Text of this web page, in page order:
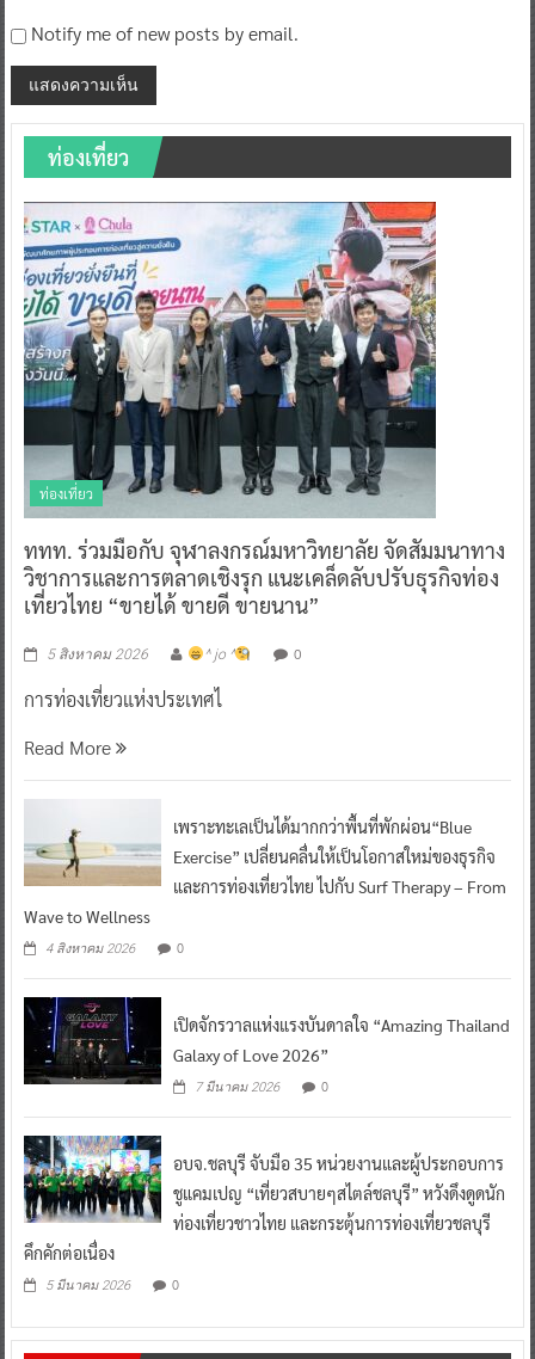
Notify me of new posts by email.
ท่องเที่ยว
ท่องเที่ยว
ททท. ร่วมมือกับ จุฬาลงกรณ์มหาวิทยาลัย จัดสัมมนาทาง
วิชาการและการตลาดเชิงรุก แนะเคล็ดลับปรับธุรกิจท่อง
เที่ยวไทย “ขายได้ ขายดี ขายนาน”
5 สิงหาคม 2026 ^ jo ^ 0
การท่องเที่ยวแห่งประเทศไ
Read More
เพราะทะเลเป็นได้มากกว่าพื้นที่พักผ่อน“Blue
Exercise” เปลี่ยนคลื่นให้เป็นโอกาสใหม่ของธุรกิจ
และการท่องเที่ยวไทย ไปกับ Surf Therapy – From
Wave to Wellness
4 สิงหาคม 2026 0
เปิดจักรวาลแห่งแรงบันดาลใจ “Amazing Thailand
Galaxy of Love 2026”
7 มีนาคม 2026 0
อบจ.ชลบุรี จับมือ 35 หน่วยงานและผู้ประกอบการ
ชูแคมเปญ “เที่ยวสบายๆสไตล์ชลบุรี” หวังดึงดูดนัก
ท่องเที่ยวชาวไทย และกระตุ้นการท่องเที่ยวชลบุรี
คึกคักต่อเนื่อง
5 มีนาคม 2026 0